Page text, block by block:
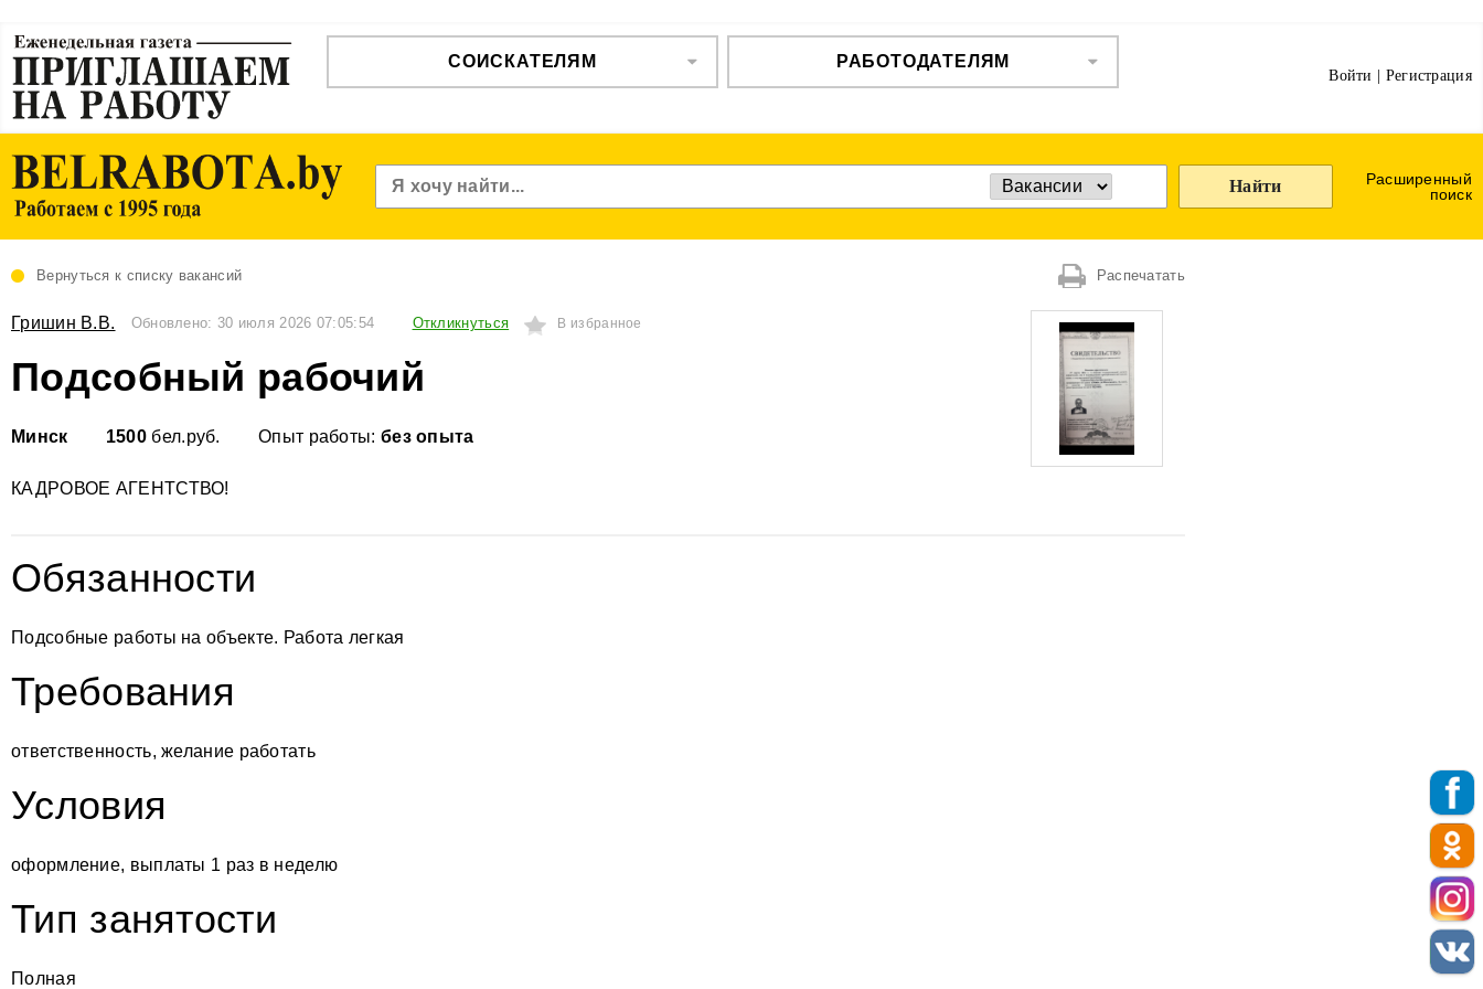
СОИСКАТЕЛЯМ РАБОТОДАТЕЛЯМ
Войти Регистрация
Найти
Расширенный
поиск
Вернуться к списку вакансий Распечатать
Гришин В.В. Обновлено: 30 июля 2026 07:05:54 Откликнуться В избранное
Подсобный рабочий
Минск 1500 бел.руб. Опыт работы: без опыта
КАДРОВОЕ АГЕНТСТВО!
Обязанности
Подсобные работы на объекте. Работа легкая
Требования
ответственность, желание работать
Условия
оформление, выплаты 1 раз в неделю
Тип занятости
Полная